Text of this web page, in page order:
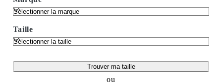
Taille
Trouver ma taille
ou